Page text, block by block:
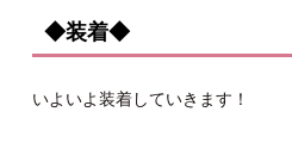
◆装着◆
いよいよ装着していきます！